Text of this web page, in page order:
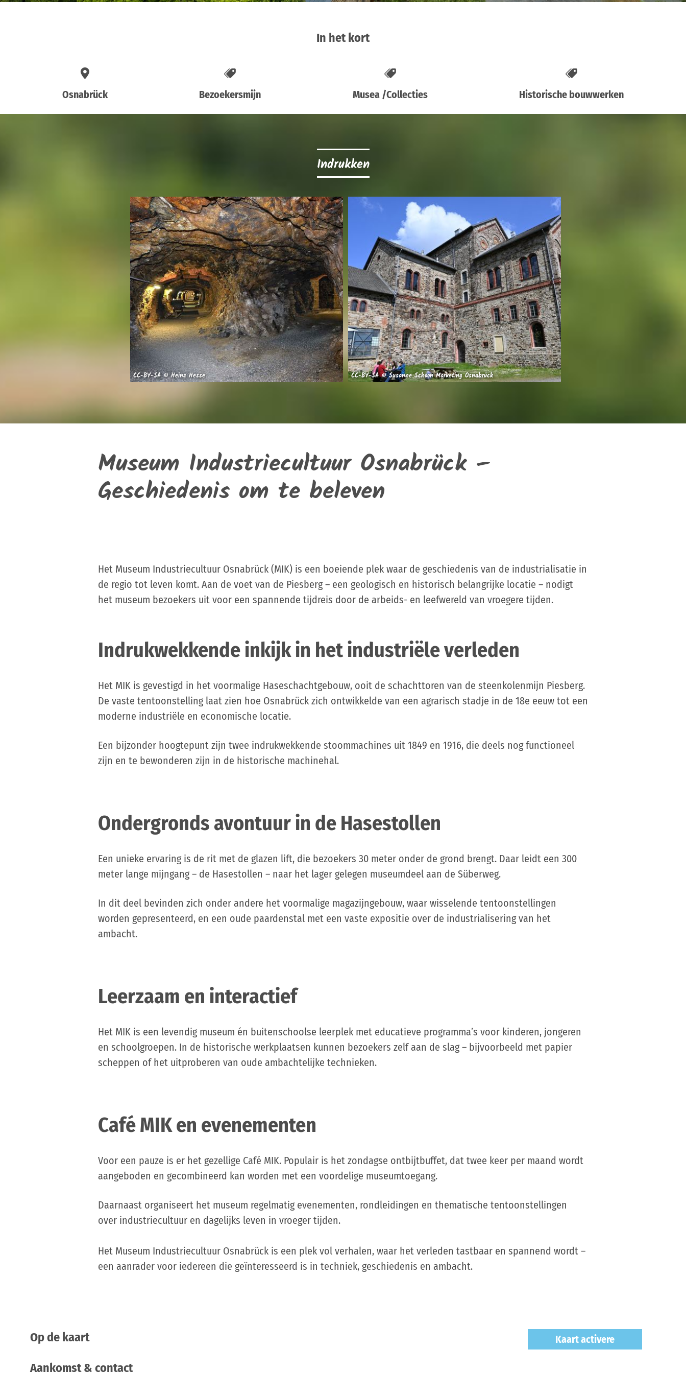
In het kort
Osnabrück Bezoekersmijn Musea /Collecties Historische bouwwerken
Indrukken
CC-BY-SA © Heinz Hesse CC-BY-SA © Susanne Schoon Marketing Osnabrück
Museum Industriecultuur Osnabrück –
Geschiedenis om te beleven
Het Museum Industriecultuur Osnabrück (MIK) is een boeiende plek waar de geschiedenis van de industrialisatie in
de regio tot leven komt. Aan de voet van de Piesberg – een geologisch en historisch belangrijke locatie – nodigt
het museum bezoekers uit voor een spannende tijdreis door de arbeids- en leefwereld van vroegere tijden.
Indrukwekkende inkijk in het industriële verleden
Het MIK is gevestigd in het voormalige Haseschachtgebouw, ooit de schachttoren van de steenkolenmijn Piesberg.
De vaste tentoonstelling laat zien hoe Osnabrück zich ontwikkelde van een agrarisch stadje in de 18e eeuw tot een
moderne industriële en economische locatie.
Een bijzonder hoogtepunt zijn twee indrukwekkende stoommachines uit 1849 en 1916, die deels nog functioneel
zijn en te bewonderen zijn in de historische machinehal.
Ondergronds avontuur in de Hasestollen
Een unieke ervaring is de rit met de glazen lift, die bezoekers 30 meter onder de grond brengt. Daar leidt een 300
meter lange mijngang – de Hasestollen – naar het lager gelegen museumdeel aan de Süberweg.
In dit deel bevinden zich onder andere het voormalige magazijngebouw, waar wisselende tentoonstellingen
worden gepresenteerd, en een oude paardenstal met een vaste expositie over de industrialisering van het
ambacht.
Leerzaam en interactief
Het MIK is een levendig museum én buitenschoolse leerplek met educatieve programma’s voor kinderen, jongeren
en schoolgroepen. In de historische werkplaatsen kunnen bezoekers zelf aan de slag – bijvoorbeeld met papier
scheppen of het uitproberen van oude ambachtelijke technieken.
Café MIK en evenementen
Voor een pauze is er het gezellige Café MIK. Populair is het zondagse ontbijtbuffet, dat twee keer per maand wordt
aangeboden en gecombineerd kan worden met een voordelige museumtoegang.
Daarnaast organiseert het museum regelmatig evenementen, rondleidingen en thematische tentoonstellingen
over industriecultuur en dagelijks leven in vroeger tijden.
Het Museum Industriecultuur Osnabrück is een plek vol verhalen, waar het verleden tastbaar en spannend wordt –
een aanrader voor iedereen die geïnteresseerd is in techniek, geschiedenis en ambacht.
Op de kaart
Aankomst & contact
Kaart activere